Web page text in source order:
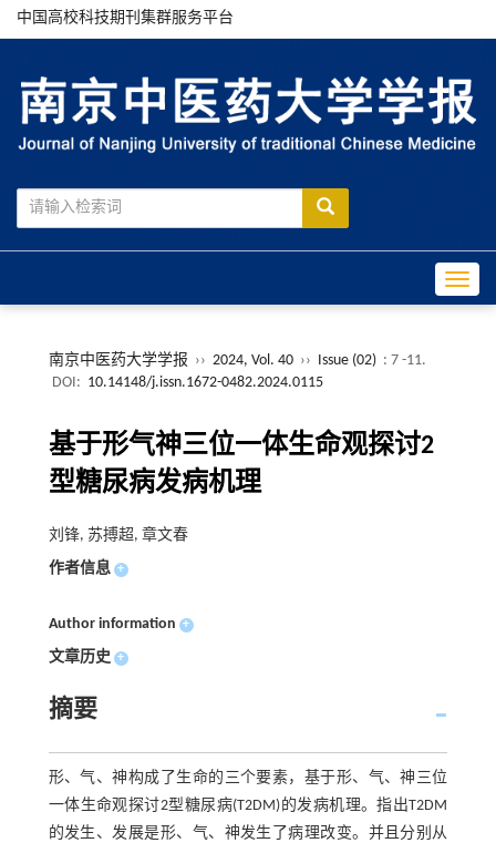
中国高校科技期刊集群服务平台
南京中医药大学学报 ›› 2024, Vol. 40 ›› Issue (02) : 7 -11.
DOI: 10.14148/j.issn.1672-0482.2024.0115
基于形气神三位一体生命观探讨2
型糖尿病发病机理
刘锋, 苏搏超, 章文春
作者信息 +
Author information +
文章历史 +
摘要
形、气、神构成了生命的三个要素，基于形、气、神三位
一体生命观探讨2型糖尿病(T2DM)的发病机理。指出T2DM
的发生、发展是形、气、神发生了病理改变。并且分别从